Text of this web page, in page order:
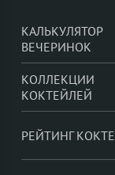
КАЛЬКУЛЯТОР
ВЕЧЕРИНОК
КОЛЛЕКЦИИ
КОКТЕЙЛЕЙ
РЕЙТИНГ